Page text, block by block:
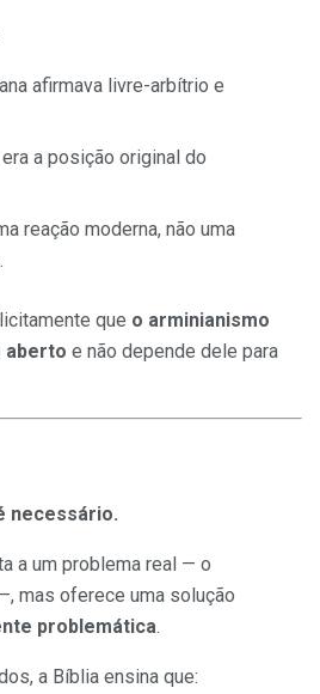
afirmava livre-arbítrio e
a posição original do
reação moderna, não uma
que o arminianismo
aberto e não depende dele para
necessário.
a um problema real — o
mas oferece uma solução
problemática.
a Bíblia ensina que: